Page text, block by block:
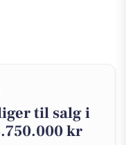
til salg i
kr